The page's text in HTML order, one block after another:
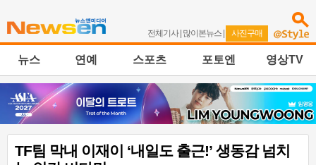
전체기사| 많이본뉴스 | 사진구매
뉴스 연예 스포츠 포토엔 영상TV
TF팀 막내 이재이 ‘내일도 출근!’ 생동감 넘치